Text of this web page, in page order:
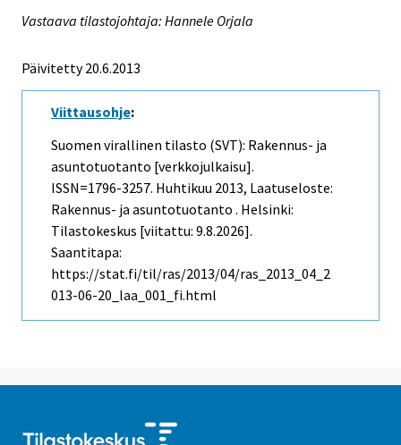
Vastaava tilastojohtaja: Hannele Orjala
Päivitetty 20.6.2013
Viittausohje:
Suomen virallinen tilasto (SVT): Rakennus- ja
asuntotuotanto [verkkojulkaisu].
ISSN=1796-3257. Huhtikuu 2013, Laatuseloste:
Rakennus- ja asuntotuotanto . Helsinki:
Tilastokeskus [viitattu: 9.8.2026].
Saantitapa:
https://stat.fi/til/ras/2013/04/ras_2013_04_2
013-06-20_laa_001_fi.html